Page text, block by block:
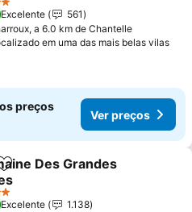
Excelente
561
a 6.0 km de Chantelle
em uma das mais belas vilas
preços
Ver preços
Adicionar aos favoritos
Des Grandes
Excelente
1.138